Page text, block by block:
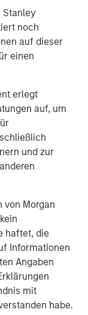
Stanley
noch
auf dieser
einen
erlegt
auf, um
und zur
von Morgan
haftet, die
Informationen
Angaben
mit
habe.
investment
It will provide
continue its
while
and high-
and
said
Private
“This
to provide
as exclusive
advisor to
the partnership.